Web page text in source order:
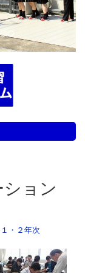
ョン
１・２年次